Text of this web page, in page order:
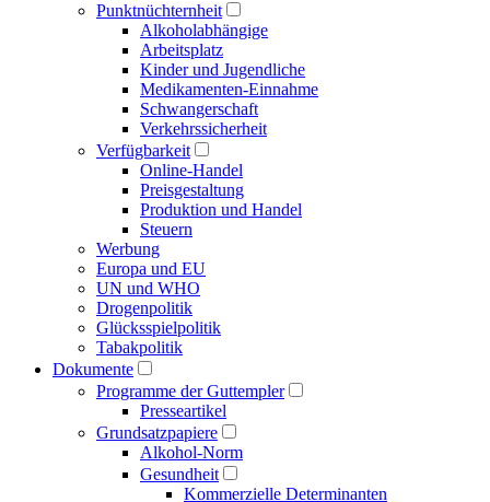
Punktnüchternheit
Alkoholabhängige
Arbeitsplatz
Kinder und Jugendliche
Medikamenten-Einnahme
Schwangerschaft
Verkehrssicherheit
Verfügbarkeit
Online-Handel
Preisgestaltung
Produktion und Handel
Steuern
Werbung
Europa und EU
UN und WHO
Drogenpolitik
Glücksspielpolitik
Tabakpolitik
Dokumente
Programme der Guttempler
Presse­artikel
Grundsatzpapiere
Alkohol-Norm
Gesundheit
Kommerzielle Determinanten